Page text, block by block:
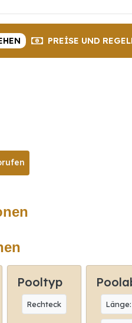
PREISE UND
Pooltyp
Rechteck